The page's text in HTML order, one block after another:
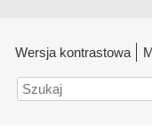
Wersja kontrastowa
Szukaj